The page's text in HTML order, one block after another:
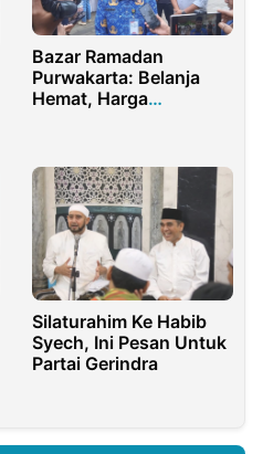
Bazar Ramadan
Purwakarta: Belanja
Hemat, Harga
Silaturahim Ke Habib
Syech, Ini Pesan Untuk
Partai Gerindra